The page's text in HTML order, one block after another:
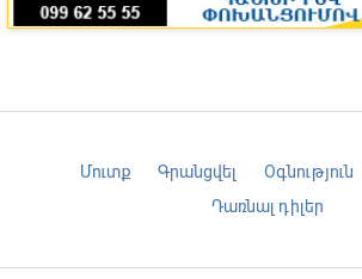
Մուտք Գրանցվել Օգնություն
Դառնալ դիլեր